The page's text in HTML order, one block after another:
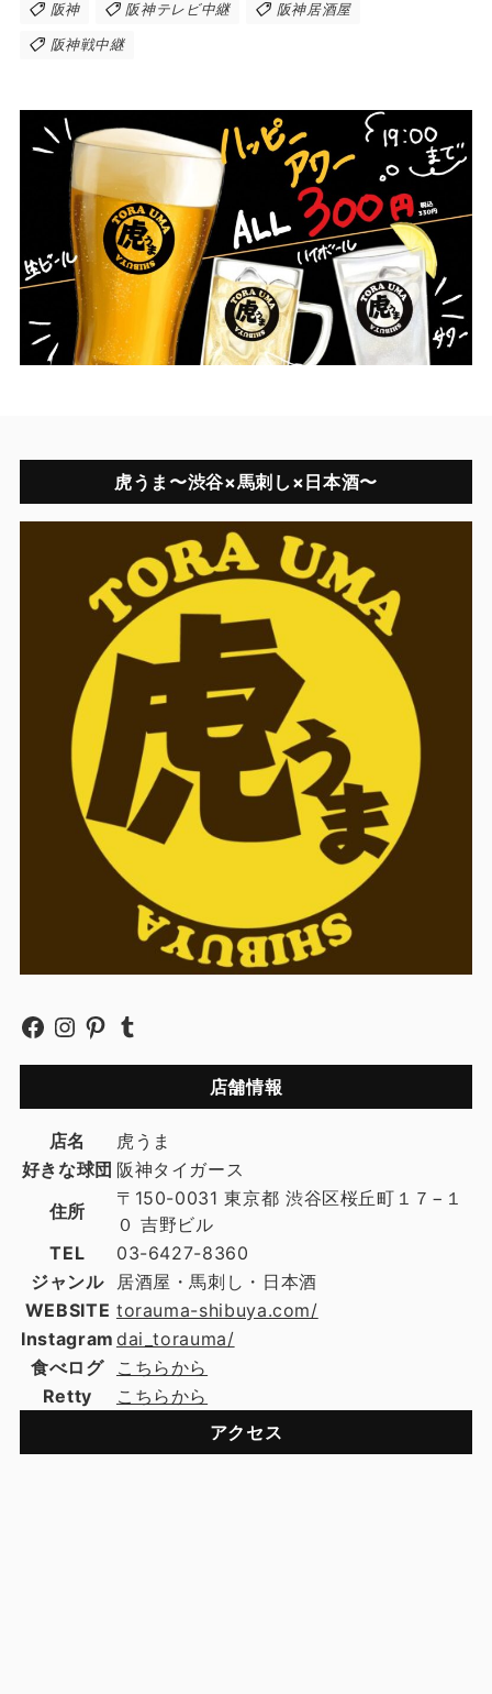
阪神 阪神テレビ中継 阪神居酒屋
阪神戦中継
虎うま〜渋谷×馬刺し×日本酒〜
店舗情報
店名
虎うま
好きな球団 阪神タイガース
住所
〒150-0031 東京都 渋谷区桜丘町１７−１
０ 吉野ビル
TEL
03-6427-8360
ジャンル
居酒屋・馬刺し・日本酒
WEBSITE torauma-shibuya.com/
Instagram dai_torauma/
食べログ
こちらから
Retty
こちらから
アクセス